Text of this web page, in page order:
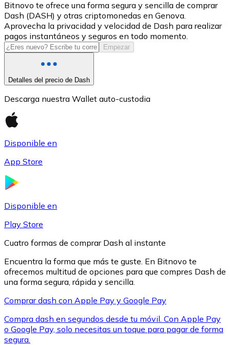
USD Coin
USDC
XRP
XRP
Bitnovo te ofrece una forma segura y sencilla de comprar
Dash (DASH) y otras criptomonedas en Genova.
Aprovecha la privacidad y velocidad de Dash para realizar
pagos instantáneos y seguros en todo momento.
Empezar
Detalles del precio de Dash
Descarga nuestra Wallet auto-custodia
Disponible en
App Store
Disponible en
Play Store
Cuatro formas de comprar Dash al instante
Encuentra la forma que más te guste. En Bitnovo te
ofrecemos multitud de opciones para que compres Dash de
una forma segura, rápida y sencilla.
Comprar dash con Apple Pay y Google Pay
Compra dash en segundos desde tu móvil. Con Apple Pay
o Google Pay, solo necesitas un toque para pagar de forma
segura.